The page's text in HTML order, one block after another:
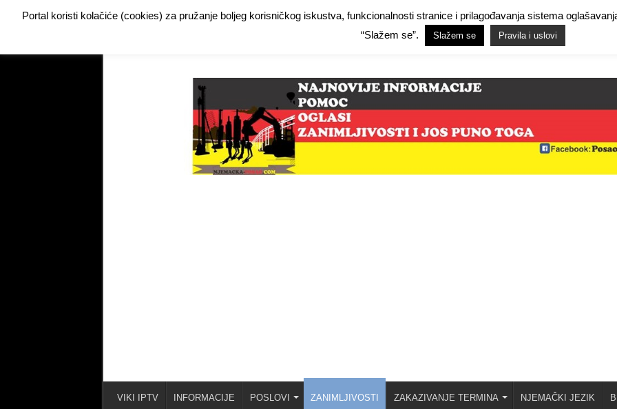
Facebook Demo Hide Ads for Premium Members
O NAMA PRAVILA I USLOVI
VIKI IPTV INFORMACIJE POSLOVI ZANIMLJIVOSTI ZAKAZIVANJE TERMINA NJEMAČKI JEZIK
Portal koristi kolačiće (cookies) za pružanje boljeg korisničkog iskustva, funkcionalnosti stranice i prilagođavanja sistema
“Slažem se”.
Slažem se Pravila i uslovi